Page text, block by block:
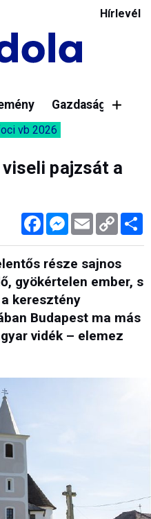
Hírlevél
Gazdaság
vb 2026
pajzsát a
FacebookMessenger
Email Copy
Link
része sajnos
gyökértelen ember, s
keresztény
Budapest ma más
vidék – elemez